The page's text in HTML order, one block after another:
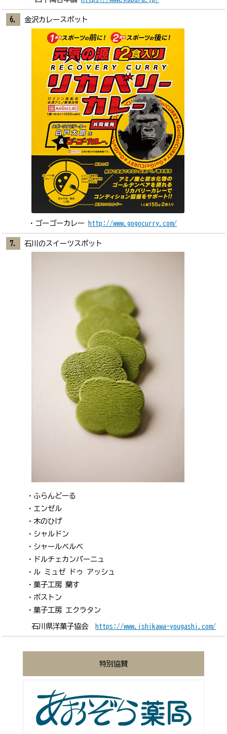
金沢カレースポット
ゴーゴーカレー http://www.gogocurry.com/
石川のスイーツスポット
ふらんどーる
エンゼル
木のひげ
シャルドン
シャールベルベ
ドルチェカンパーニュ
ル ミュゼ ドゥ アッシュ
菓子工房 蘭す
ボストン
菓子工房 エクラタン
石川県洋菓子協会 https://www.ishikawa-yougashi.com/
特別協賛